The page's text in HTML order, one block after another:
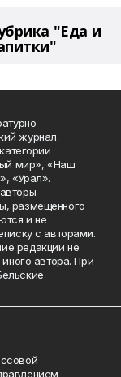
"Еда и
журнал.
мир», «Наш
«Урал».
размещенного
и не
с авторами.
редакции не
автора. При